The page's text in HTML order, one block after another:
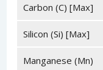
Carbon (C) [Max]
Silicon (Si) [Max]
Manganese (Mn)